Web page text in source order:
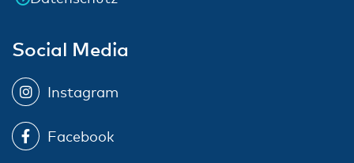
Social Media
Instagram
Facebook